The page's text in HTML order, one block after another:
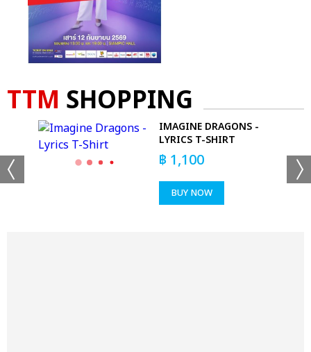
TTM SHOPPING
IMAGINE DRAGONS -
LYRICS T-SHIRT
฿ 1,100
BUY NOW